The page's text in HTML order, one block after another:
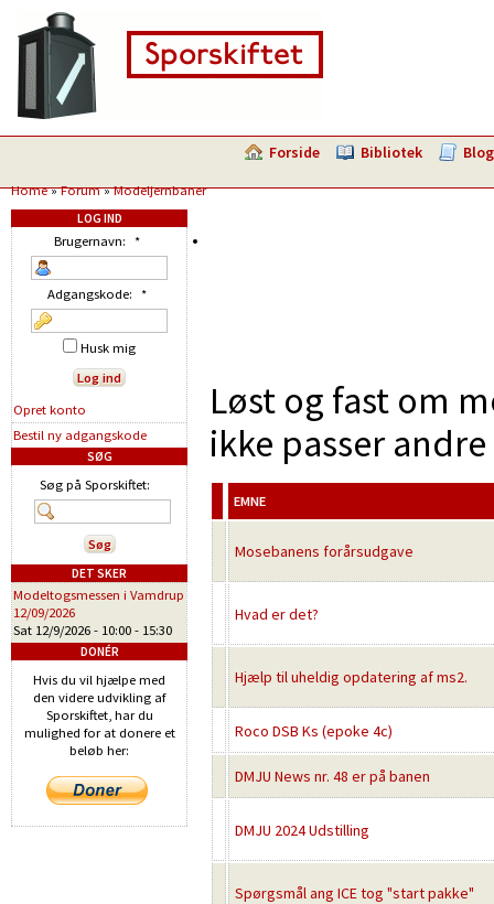
Forside Bibliotek Blog
Home»Forum»Modeljernbaner
Løst og fast om
ikke passer
EMNE
Mosebanens forårsudgave
Hvad er det?
Hjælp til uheldig opdatering af ms2.
Roco DSB Ks (epoke 4c)
DMJU News nr. 48 er på banen
DMJU 2024 Udstilling
Spørgsmål ang ICE tog "start pakke"
LOG IND
Brugernavn: *
Adgangskode: *
Husk mig
Opret konto
Bestil ny adgangskode
SØG
Søg på Sporskiftet:
DET SKER
Modeltogsmessen i Vamdrup
12/09/2026
Sat 12/9/2026 - 10:00 - 15:30
DONÉR
Hvis du vil hjælpe med
den videre udvikling af
Sporskiftet, har du
mulighed for at donere et
beløb her: